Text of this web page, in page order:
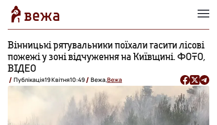
Вінницькі рятувальники поїхали гасити лісові
пожежі у зоні відчуження на Київщині. ФОТО,
ВІДЕО
Публікація19 Квітня10:49 Вежа,Вежа